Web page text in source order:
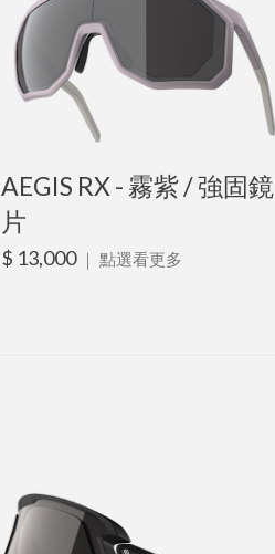
AEGIS RX - 霧紫 / 強固鏡
片
$ 13,000 ｜點選看更多